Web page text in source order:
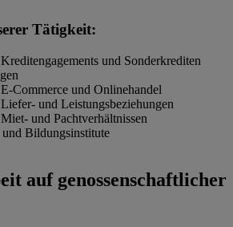
Tätigkeit:
und Sonderkrediten
Commerce und Onlinehandel
und Leistungsbeziehungen
und Pachtverhältnissen
Bildungsinstitute
auf genossenschaftlicher